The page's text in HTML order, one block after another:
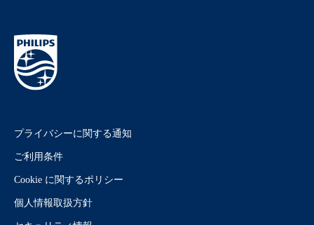
プライバシーに関する通知
ご利用条件
Cookie に関するポリシー
個人情報取扱方針